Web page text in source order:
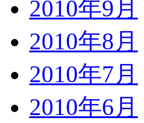
2010年9月
2010年8月
2010年7月
2010年6月